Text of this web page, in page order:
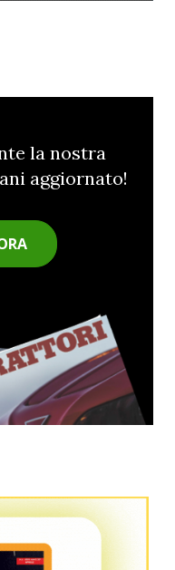
la nostra
aggiornato!